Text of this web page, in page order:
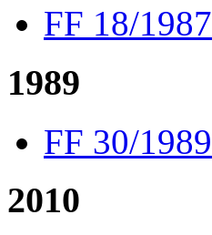
FF 18/1987
1989
FF 30/1989
2010